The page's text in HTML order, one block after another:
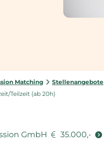
Matching Stellenangebote
Teilzeit (ab 20h)
GmbH 35.000,-